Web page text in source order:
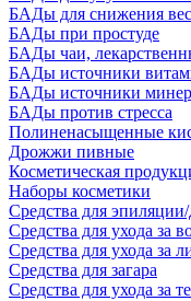
БАДы для снижения
БАДы при простуде
БАДы чаи,
БАДы источники
БАДы источники
БАДы против стресса
Полиненасыщенные
Дрожжи пивные
Косметическая
Наборы косметики
Средства для
Средства для ухода за
Средства для ухода за
Средства для загара
Средства для ухода за